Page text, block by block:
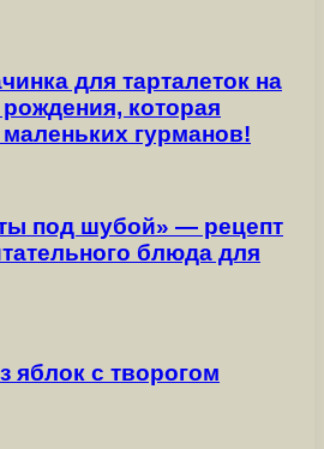
для тарталеток на
которая
гурманов!
под шубой» — рецепт
блюда для
яблок с творогом